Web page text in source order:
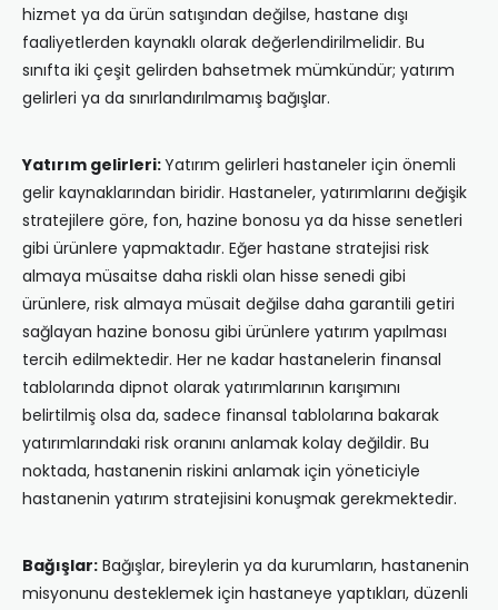
hizmet ya da ürün satışından değilse, hastane dışı
faaliyetlerden kaynaklı olarak değerlendirilmelidir. Bu
sınıfta iki çeşit gelirden bahsetmek mümkündür; yatırım
gelirleri ya da sınırlandırılmamış bağışlar.
Yatırım gelirleri:Yatırım gelirleri hastaneler için önemli
gelir kaynaklarından biridir. Hastaneler, yatırımlarını değişik
stratejilere göre, fon, hazine bonosu ya da hisse senetleri
gibi ürünlere yapmaktadır. Eğer hastane stratejisi risk
almaya müsaitse daha riskli olan hisse senedi gibi
ürünlere, risk almaya müsait değilse daha garantili getiri
sağlayan hazine bonosu gibi ürünlere yatırım yapılması
tercih edilmektedir. Her ne kadar hastanelerin finansal
tablolarında dipnot olarak yatırımlarının karışımını
belirtilmiş olsa da, sadece finansal tablolarına bakarak
yatırımlarındaki risk oranını anlamak kolay değildir. Bu
noktada, hastanenin riskini anlamak için yöneticiyle
hastanenin yatırım stratejisini konuşmak gerekmektedir.
Bağışlar: Bağışlar, bireylerin ya da kurumların, hastanenin
misyonunu desteklemek için hastaneye yaptıkları, düzenli